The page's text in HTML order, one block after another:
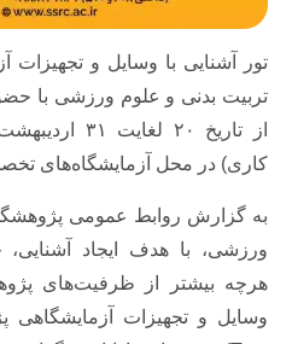
تور آشنایی با وسایل و تجهیزات
تربیت بدنی و علوم ورزشی با
کاری) در محل آزمایشگاه‌های
به گزارش روابط عمومی
ورزشی، با هدف ایجاد آشنایی،
هرچه بیشتر از ظرفیت‌های